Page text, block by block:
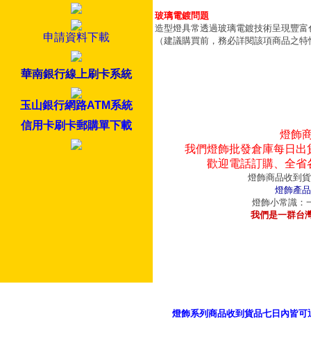
申請資料下載
華南銀行線上刷卡系統
玉山銀行網路ATM系統
信用卡刷卡郵購單下載
玻璃電鍍問題
造型燈具常透過玻璃電鍍技術呈現豐
（建議購買前，務必詳閱該項商品之
燈飾
我們燈飾批發倉庫每日
歡迎電話訂購、全
燈飾商品收到
燈飾產
燈飾小常識：
我們是一群台
燈飾系列商品收到貨品七日內皆